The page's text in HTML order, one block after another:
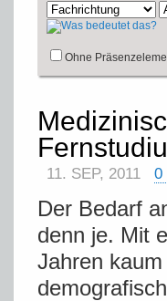
Ohne
11. SEP, 2011 0
Der Bedarf
denn je. Mit
Jahren